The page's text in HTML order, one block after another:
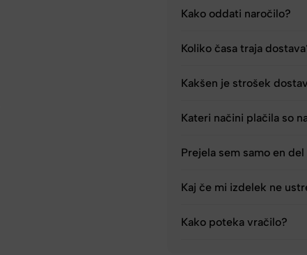
Kako oddati naročilo?
Koliko časa traja
Kakšen je strošek
Kateri načini plačila so
Prejela sem samo en
Kaj če mi izdelek ne
Kako poteka vračilo?